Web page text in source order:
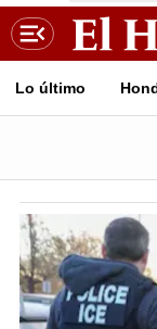
Lo último